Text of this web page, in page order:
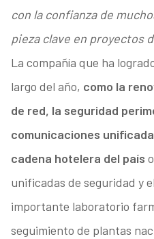
con la confianza de
pieza clave en proyectos
La compañía que ha
largo del año, como la
de red, la seguridad
comunicaciones
cadena hotelera del país
unificadas de seguridad y
importante laboratorio
seguimiento de plantas